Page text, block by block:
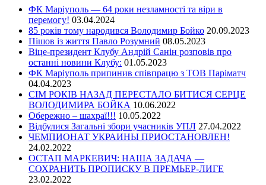
ФК Маріуполь — 64 роки незламності та віри в
перемогу! 03.04.2024
85 років тому народився Володимир Бойко 20.09.2023
Пішов із життя Павло Розумний 08.05.2023
Віце-президент Клубу Андрій Санін розповів про
останні новини Клубу: 01.05.2023
ФК Маріуполь припинив співпрацю з ТОВ Паріматч
04.04.2023
СІМ РОКІВ НАЗАД ПЕРЕСТАЛО БИТИСЯ СЕРЦЕ
ВОЛОДИМИРА БОЙКА 10.06.2022
Обережно – шахраї!!! 10.05.2022
Відбулися Загальні збори учасників УПЛ 27.04.2022
ЧЕМПИОНАТ УКРАИНЫ ПРИОСТАНОВЛЕН!
24.02.2022
ОСТАП МАРКЕВИЧ: НАША ЗАДАЧА —
СОХРАНИТЬ ПРОПИСКУ В ПРЕМЬЕР-ЛИГЕ
23.02.2022